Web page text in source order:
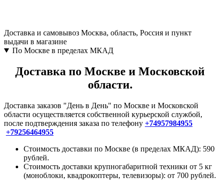
Доставка и самовывоз Москва, область, Россия и пункт
выдачи в магазине
По Москве в пределах МКАД
Доставка по Москве и Московской
области.
Доставка заказов "День в День" по Москве и Московской
области осуществляется собственной курьерской службой,
после подтверждения заказа по телефону +74957984955
+79256464955
Стоимость доставки по Москве (в пределах МКАД): 590
рублей.
Стоимость доставки крупногабаритной техники от 5 кг
(моноблоки, квадрокоптеры, телевизоры): от 700 рублей.